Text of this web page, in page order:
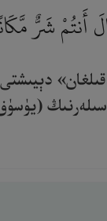
شَرٌّ
قىلغان»